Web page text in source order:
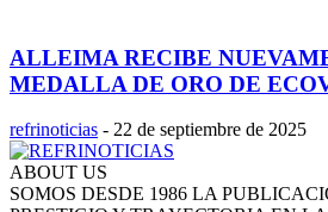
ALLEIMA RECIBE
MEDALLA DE ORO DE
refrinoticias - 22 de septiembre de 2025
ABOUT US
SOMOS DESDE 1986 LA